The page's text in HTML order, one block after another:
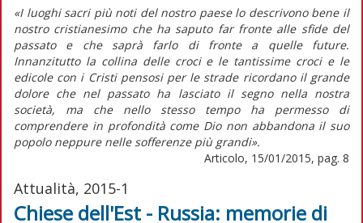
«I luoghi sacri più noti del nostro paese lo descrivono bene il
nostro cristianesimo che ha saputo far fronte alle sfide del
passato e che saprà farlo di fronte a quelle future.
Innanzitutto la collina delle croci e le tantissime croci e le
edicole con i Cristi pensosi per le strade ricordano il grande
dolore che nel passato ha lasciato il segno nella nostra
società, ma che nello stesso tempo ha permesso di
comprendere in profondità come Dio non abbandona il suo
popolo neppure nelle sofferenze più grandi».
Articolo, 15/01/2015, pag. 8
Attualità, 2015-1
Chiese dell'Est - Russia: memorie di